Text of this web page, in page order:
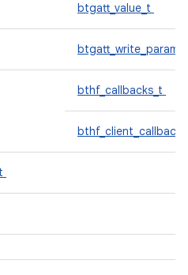
btgatt_value_t
bthf_callbacks_t